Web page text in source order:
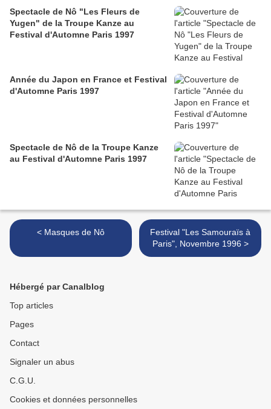
Spectacle de Nô "Les Fleurs de
Yugen" de la Troupe Kanze au
Festival d'Automne Paris 1997
Année du Japon en France et Festival
d'Automne Paris 1997
Spectacle de Nô de la Troupe Kanze
au Festival d'Automne Paris 1997
< Masques de Nô
Festival "Les Samouraïs à
Paris", Novembre 1996 >
Hébergé par Canalblog
Top articles
Pages
Contact
Signaler un abus
C.G.U.
Cookies et données personnelles